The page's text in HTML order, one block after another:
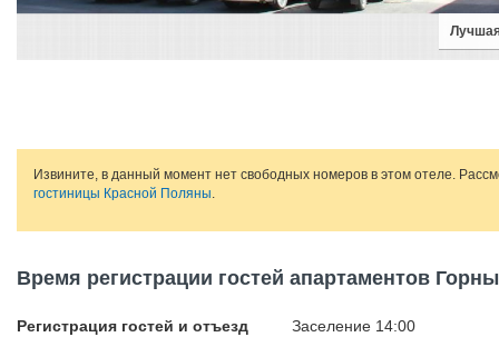
Извините, в данный момент нет свободных номеров в этом отеле.
гостиницы Красной Поляны.
Время регистрации гостей апартаментов
Регистрация гостей и отъезд Заселение 14:00